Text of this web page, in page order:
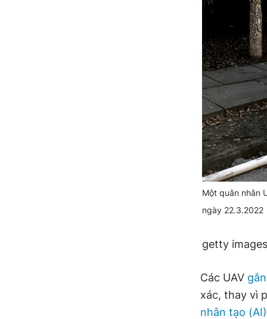
Một quân nhân
ngày 22.3.2022
getty images
Các UAV
xác, thay vì
nhân tạo (AI)